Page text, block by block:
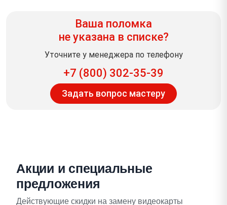
Ваша поломка
не указана в списке?
Уточните у менеджера по телефону
+7 (800) 302-35-39
Задать вопрос мастеру
Акции и специальные
предложения
Действующие скидки на замену видеокарты